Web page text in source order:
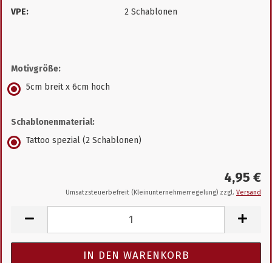
VPE:
2 Schablonen
Motivgröße:
5cm breit x 6cm hoch
Schablonenmaterial:
Tattoo spezial (2 Schablonen)
4,95 €
Umsatzsteuerbefreit (Kleinunternehmerregelung) zzgl. Versand